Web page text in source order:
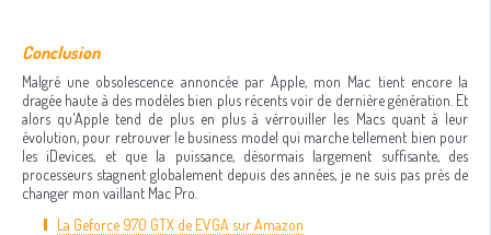
Conclusion
Malgré une obsolescence annoncée par Apple, mon Mac tient encore la
dragée haute à des modèles bien plus récents voir de dernière génération. Et
alors qu'Apple tend de plus en plus à vérrouiller les Macs quant à leur
évolution, pour retrouver le business model qui marche tellement bien pour
les iDevices, et que la puissance, désormais largement suffisante, des
processeurs stagnent globalement depuis des années, je ne suis pas près de
changer mon vaillant Mac Pro.
La Geforce 970 GTX de EVGA sur Amazon